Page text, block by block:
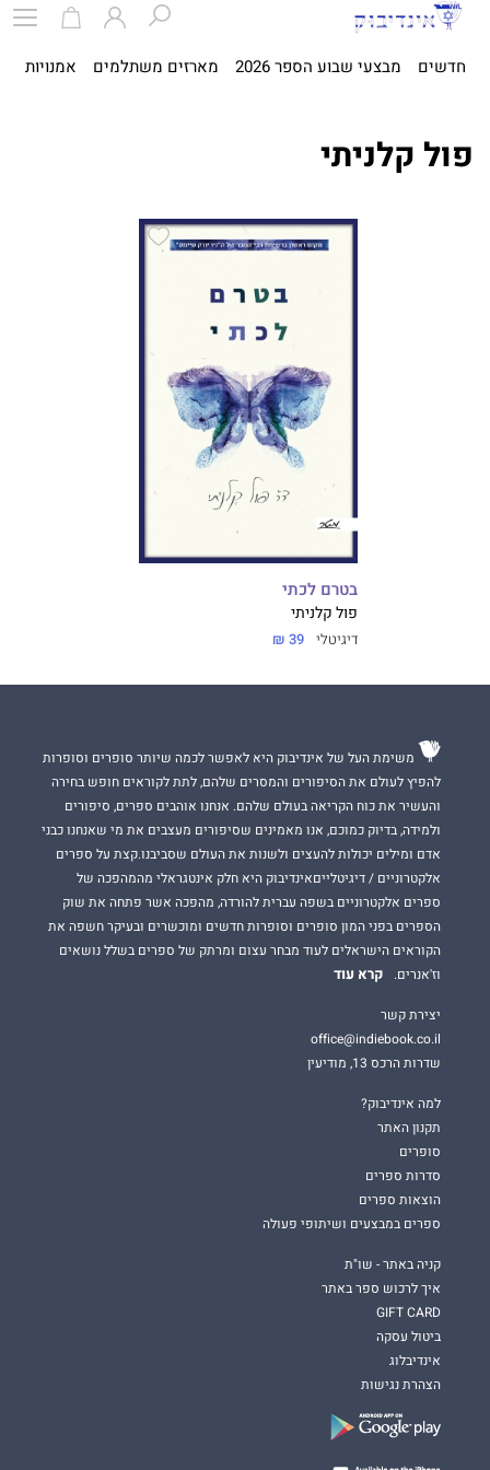
חדשים מבצעי שבוע הספר 2026 מארזים משתלמים אמנויות
פול קלניתי
בטרם לכתי
פול קלניתי
דיגיטלי 39 ₪
משימת העל של אינדיבוק היא לאפשר לכמה שיותר סופרים וסופרות
להפיץ לעולם את הסיפורים והמסרים שלהם, לתת לקוראים חופש בחירה
והעשיר את כוח הקריאה בעולם שלהם. אנחנו אוהבים ספרים, סיפורים
ולמידה, בדיוק כמוכם, אנו מאמינים שסיפורים מעצבים את מי שאנחנו כבני
אדם ומילים יכולות להעצים ולשנות את העולם שסביבנו.קצת על ספרים
אלקטרוניים / דיגיטלייםאינדיבוק היא חלק אינטגראלי מהמהפכה של
ספרים אלקטרוניים בשפה עברית להורדה, מהפכה אשר פתחה את שוק
הספרים בפני המון סופרים וסופרות חדשים ומוכשרים ובעיקר חשפה את
הקוראים הישראלים לעוד מבחר עצום ומרתק של ספרים בשלל נושאים
וז'אנרים.
קרא עוד
יצירת קשר
office@indiebook.co.il
שדרות הרכס 13, מודיעין
למה אינדיבוק?
תקנון האתר
סופרים
סדרות ספרים
הוצאות ספרים
ספרים במבצעים ושיתופי פעולה
קניה באתר - שו"ת
איך לרכוש ספר באתר
GIFT CARD
ביטול עסקה
אינדיבלוג
הצהרת נגישות